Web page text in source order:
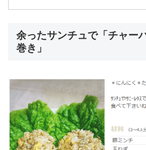
余ったサンチュで「チャー
巻き」